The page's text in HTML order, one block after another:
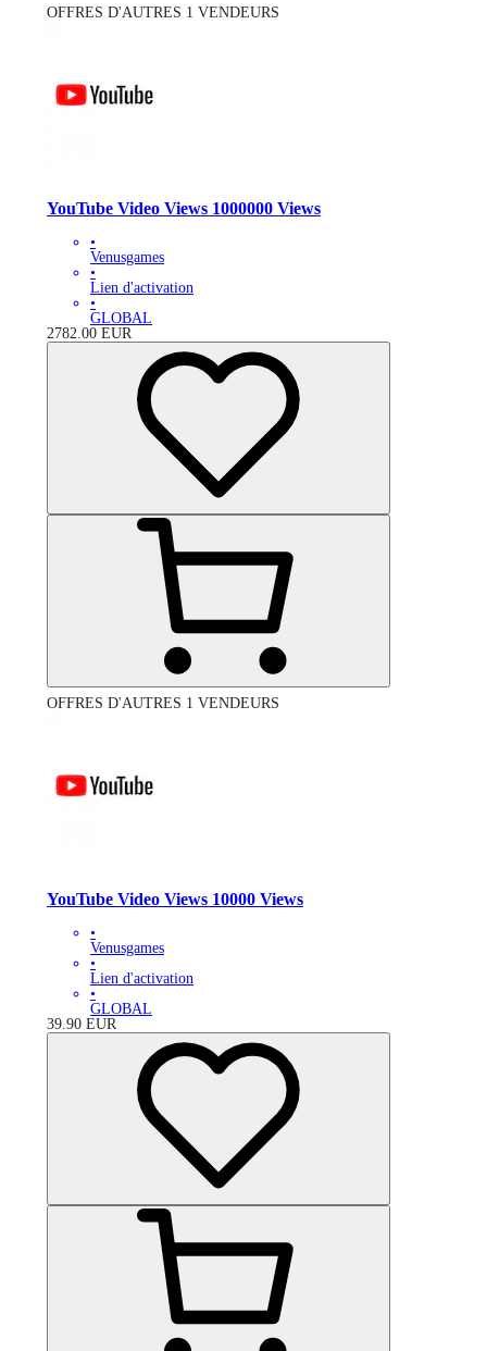
OFFRES D'AUTRES 1 VENDEURS
YouTube Video Views 1000000 Views
•
Venusgames
•
Lien d'activation
•
GLOBAL
2782.00 EUR
OFFRES D'AUTRES 1 VENDEURS
YouTube Video Views 10000 Views
•
Venusgames
•
Lien d'activation
•
GLOBAL
39.90 EUR